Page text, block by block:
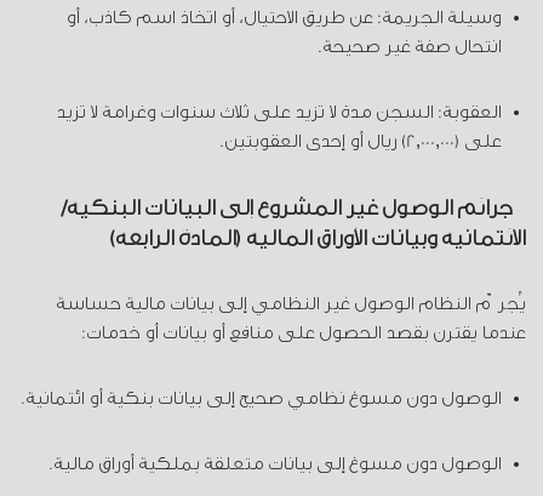
وسيلة الجريمة: عن طريق الاحتيال، أو اتخاذ اسم كاذب، أو
انتحال صفة غير صحيحة.
العقوبة: السجن مدة لا تزيد على ثلاث سنوات وغرامة لا تزيد
على (2,000,000) ريال أو إحدى العقوبتين.
جرائم الوصول غير المشروع إلى البيانات البنكية/
الائتمانية وبيانات الأوراق المالية (المادة الرابعة)
يُجرّم النظام الوصول غير النظامي إلى بيانات مالية حساسة
عندما يقترن بقصد الحصول على منافع أو بيانات أو خدمات:
الوصول دون مسوغ نظامي صحيح إلى بيانات بنكية أو ائتمانية.
الوصول دون مسوغ إلى بيانات متعلقة بملكية أوراق مالية.